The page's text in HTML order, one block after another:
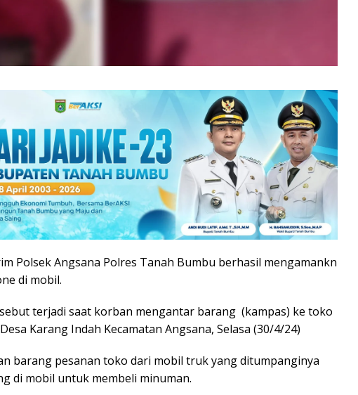
Polsek Angsana Polres Tanah Bumbu berhasil mengamankn
di mobil.
terjadi saat korban mengantar barang (kampas) ke toko
Karang Indah Kecamatan Angsana, Selasa (30/4/24)
barang pesanan toko dari mobil truk yang ditumpanginya
di mobil untuk membeli minuman.